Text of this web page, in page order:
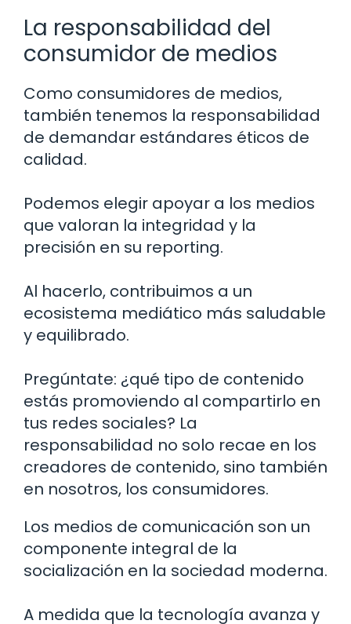
La responsabilidad del
consumidor de medios
Como consumidores de medios,
también tenemos la responsabilidad
de demandar estándares éticos de
calidad.
Podemos elegir apoyar a los medios
que valoran la integridad y la
precisión en su reporting.
Al hacerlo, contribuimos a un
ecosistema mediático más saludable
y equilibrado.
Pregúntate: ¿qué tipo de contenido
estás promoviendo al compartirlo en
tus redes sociales? La
responsabilidad no solo recae en los
creadores de contenido, sino también
en nosotros, los consumidores.
Los medios de comunicación son un
componente integral de la
socialización en la sociedad moderna.
A medida que la tecnología avanza y